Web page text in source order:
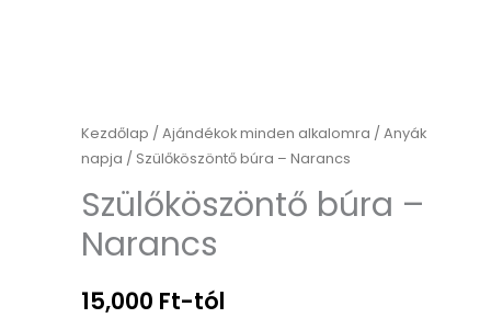
Kezdőlap /Ajándékok minden alkalomra /Anyák
napja / Szülőköszöntő búra – Narancs
Szülőköszöntő búra –
Narancs
15,000 Ft-tól
Szülőköszöntő
búra
-
Narancs
mennyiség